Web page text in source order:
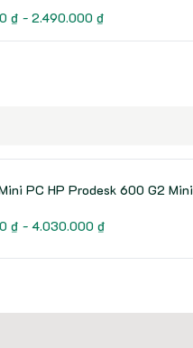
₫ - 2.490.000 ₫
PC HP Prodesk 600 G2 Mini
₫ - 4.030.000 ₫